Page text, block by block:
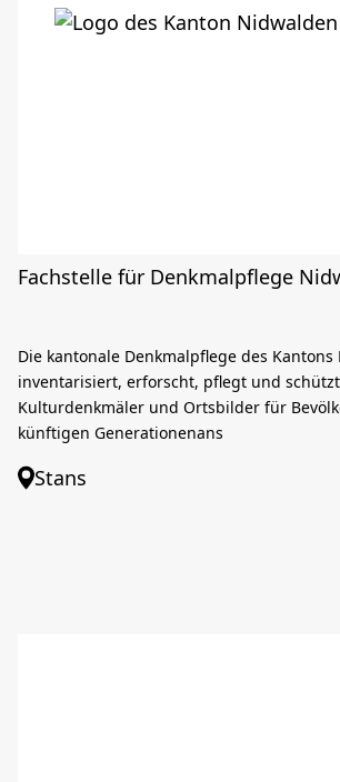
Fachstelle für Denkmalpflege
Die kantonale Denkmalpflege des
inventarisiert, erforscht, pflegt und
Kulturdenkmäler und Ortsbilder für
künftigen Generationenans
Stans